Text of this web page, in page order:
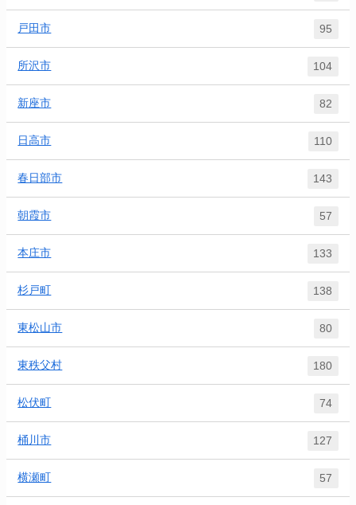
戸田市 95
所沢市 104
新座市 82
日高市 110
春日部市 143
朝霞市 57
本庄市 133
杉戸町 138
東松山市 80
東秩父村 180
松伏町 74
桶川市 127
横瀬町 57